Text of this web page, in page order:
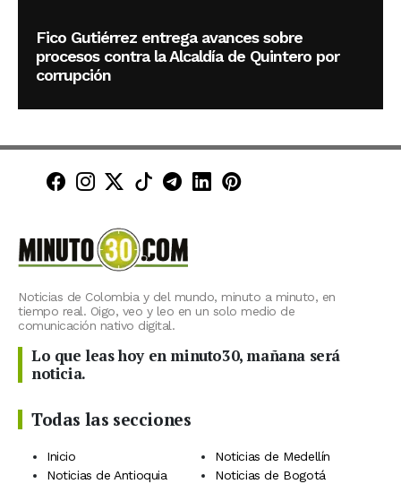
Fico Gutiérrez entrega avances sobre
procesos contra la Alcaldía de Quintero por
corrupción
Minuto30 en Facebook
Minuto30 en Instagram
Minuto30 en X (Twitter)
Minuto30 en TikTok
Canal de Minuto30 en
Minuto30 en LinkedIn
Minuto30 en
Noticias de Colombia y del mundo, minuto a minuto, en
tiempo real. Oigo, veo y leo en un solo medio de
comunicación nativo digital.
Lo que leas hoy en minuto30, mañana será
noticia.
Todas las secciones
Inicio
Noticias de Medellín
Noticias de Antioquia
Noticias de Bogotá